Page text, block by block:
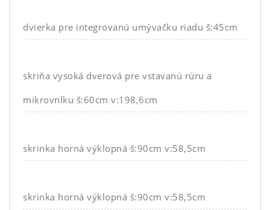
dvierka pre integrovanú umývačku riadu š:45cm
skriňa vysoká dverová pre vstavanú rúru a
mikrovnlku š:60cm v:198,6cm
skrinka horná výklopná š:90cm v:58,5cm
skrinka horná výklopná š:90cm v:58,5cm